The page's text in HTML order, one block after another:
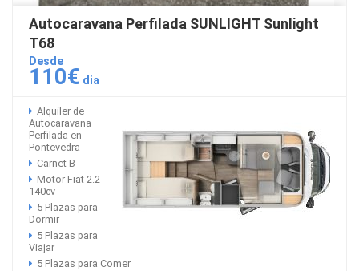
Autocaravana Perfilada SUNLIGHT Sunlight
T68
Desde
110€ dia
Alquiler de
Autocaravana
Perfilada en
Pontevedra
Carnet B
Motor Fiat 2.2
140cv
5 Plazas para
Dormir
5 Plazas para
Viajar
5 Plazas para Comer